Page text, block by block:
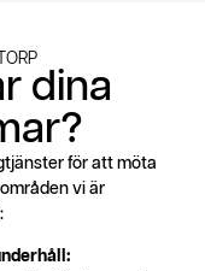
dina
för att möta
vi är